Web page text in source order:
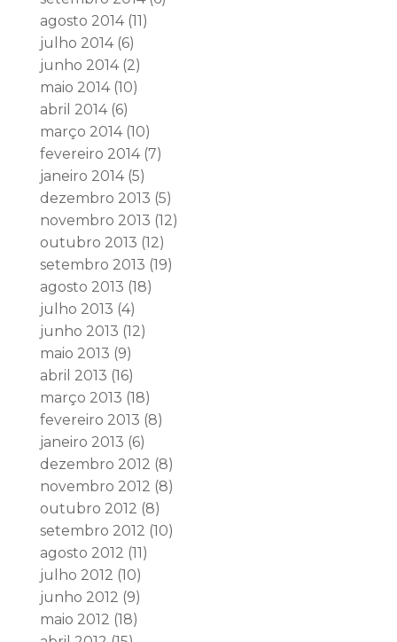
agosto 2014(11)
julho 2014(6)
junho 2014(2)
maio 2014(10)
abril 2014(6)
março 2014(10)
fevereiro 2014(7)
janeiro 2014(5)
dezembro 2013 (5)
novembro 2013 (12)
outubro 2013 (12)
setembro 2013 (19)
agosto 2013 (18)
julho 2013 (4)
junho 2013 (12)
maio 2013 (9)
abril 2013 (16)
março 2013 (18)
fevereiro 2013 (8)
janeiro 2013 (6)
dezembro 2012 (8)
novembro 2012 (8)
outubro 2012 (8)
setembro 2012 (10)
agosto 2012 (11)
julho 2012 (10)
junho 2012 (9)
maio 2012 (18)